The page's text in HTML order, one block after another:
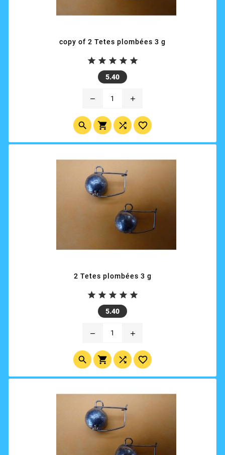
copy of 2 Tetes plombées 3 g
    
5.40 Price
remove add
   
2 Tetes plombées 3 g
    
5.40 Price
remove add
   